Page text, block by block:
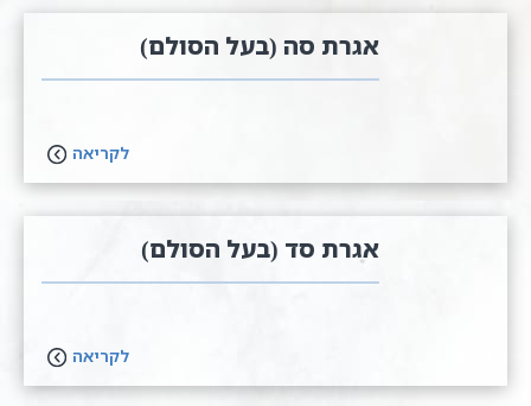
אגרת סה (בעל הסולם)
לקריאה
אגרת סד (בעל הסולם)
לקריאה